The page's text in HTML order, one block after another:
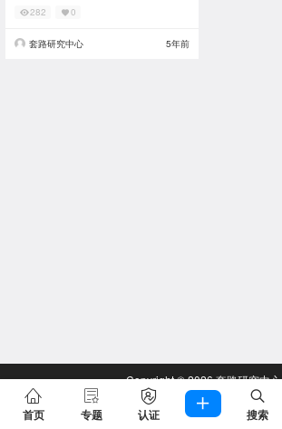
息优化是应对这
282 0
套路研究中心 5年前
Copyright © 2026套路研究中心
查询 57 次，耗时 0.2857 秒
首页 专题 认证 搜索